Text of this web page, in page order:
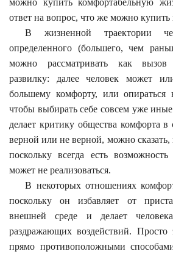
можно купить комфортабельную
ответ на вопрос, что же можно купить
В жизненной траектории
определенного (большего, чем
можно рассматривать как
развилку: далее человек может
большему комфорту, или опираться
чтобы выбирать себе совсем уже
делает критику общества комфорта
верной или не верной, можно сказать,
поскольку всегда есть
может не реализоваться.
В некоторых отношениях
поскольку он избавляет от
внешней среде и делает
раздражающих воздействий. Просто
прямо противоположными